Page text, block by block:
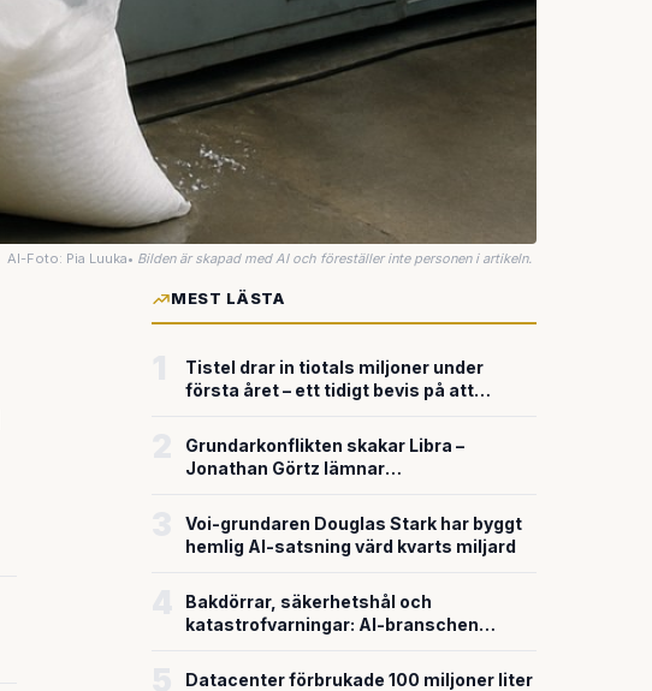
AI-Foto: Pia Luuka• Bilden är skapad med AI och föreställer inte personen i artikeln.
MEST LÄSTA
Tistel drar in tiotals miljoner under
första året – ett tidigt bevis på att
försvarsteknik
Grundarkonflikten skakar Libra –
Jonathan Görtz lämnar
miljardvärderingen
Voi-grundaren Douglas Stark har byggt
hemlig AI-satsning värd kvarts miljard
Bakdörrar, säkerhetshål och
katastrofvarningar: AI-branschen
Datacenter förbrukade 100 miljoner liter